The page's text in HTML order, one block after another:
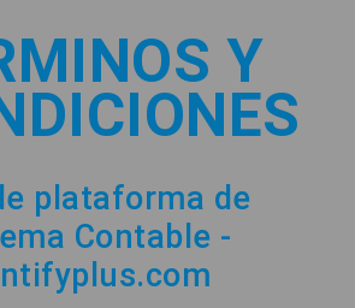
Y
plataforma de
Contable -